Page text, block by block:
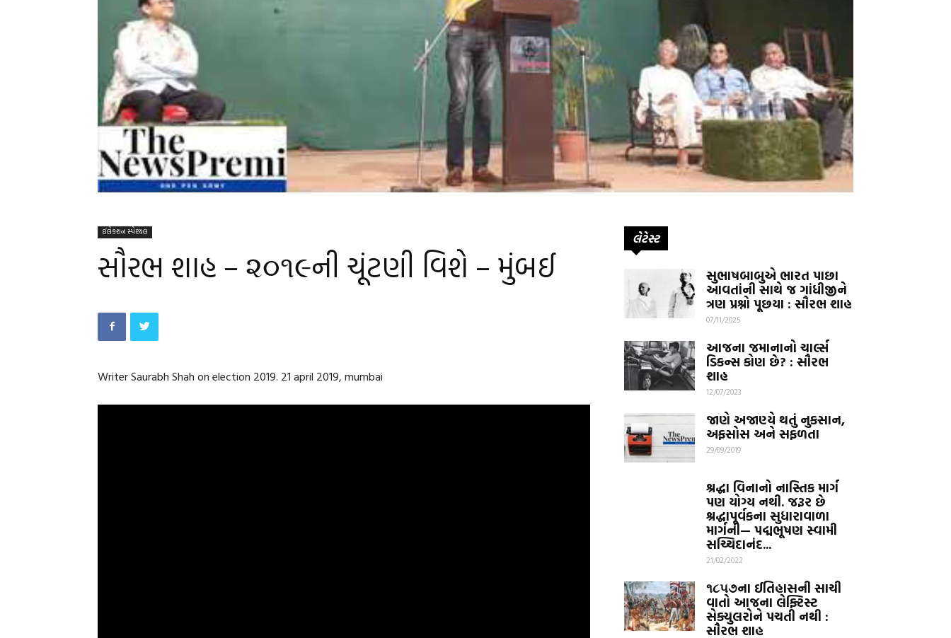
ઇલેક્શન સ્પેશ્યલ
સૌરભ શાહ – ૨૦૧૯ની ચૂંટણી વિશે – મુંબઈ
Writer Saurabh Shah on election 2019. 21 april 2019, mumbai
લેટેસ્ટ
સુભાષબાબુએ ભારત પાછા
આવતાંની સાથે જ ગાંધીજીને
ત્રણ પ્રશ્નો પૂછયા : સૌરભ શાહ
07/11/2025
આજના જમાનાનો ચાર્લ્સ
ડિકન્સ કોણ છે? : સૌરભ
શાહ
12/07/2023
જાણે અજાણ્યે થતું નુકસાન,
અફસોસ અને સફળતા
29/09/2019
શ્રદ્ધા વિનાનો નાસ્તિક માર્ગ
પણ યોગ્ય નથી. જરૂર છે
શ્રદ્ધાપૂર્વકના સુધારાવાળા
માર્ગની— પદ્મભૂષણ સ્વામી
સચ્ચિદાનંદ...
21/02/2022
૧૮૫૭ના ઈતિહાસની સાચી
વાતો આજના લેફ્ટિસ્ટ
સેક્યુલરોને પચતી નથી :
સૌરભ શાહ